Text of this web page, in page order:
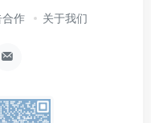
合作 关于我们